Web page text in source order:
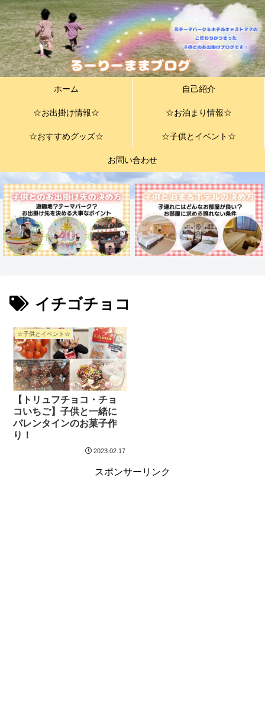
ホーム 自己紹介
☆お出掛け情報☆ ☆お泊まり情報☆
☆おすすめグッズ☆ ☆子供とイベント☆
お問い合わせ
イチゴチョコ
☆子供とイベント☆
【トリュフチョコ・チョ
コいちご】子供と一緒に
バレンタインのお菓子作
り！
2023.02.17
スポンサーリンク